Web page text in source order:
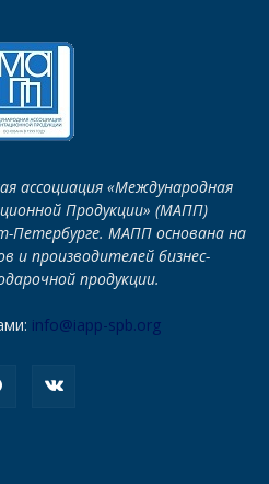
ассоциация «Международная
Продукции» (МАПП)
Петербурге. МАПП основана на
и производителей бизнес-
продукции.
info@iapp-spb.org